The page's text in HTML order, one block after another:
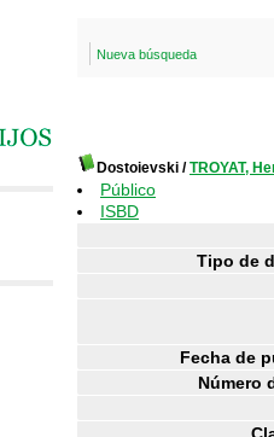
Nueva búsqueda
Dostoievski /TROYAT,
Público
ISBD
Tipo de
Fecha de
Número